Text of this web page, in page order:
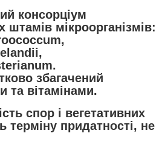
консорціум
штамів мікроорганізмів:
збагачений
та вітамінами.
спор і вегетативних
терміну придатності, не